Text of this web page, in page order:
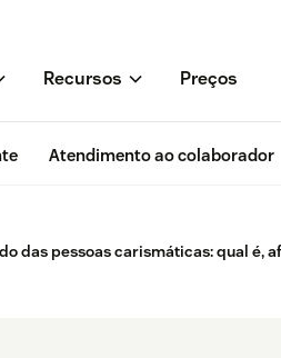
Recursos Preços
Atendimento ao colaborador
das pessoas carismáticas: qual é,